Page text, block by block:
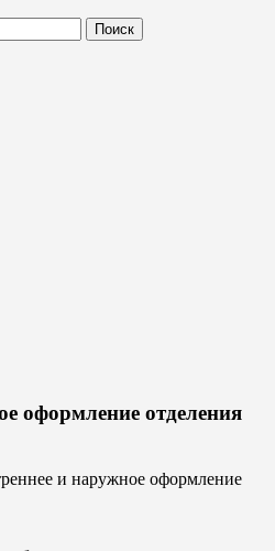
Поиск
оформление отделения
и наружное оформление